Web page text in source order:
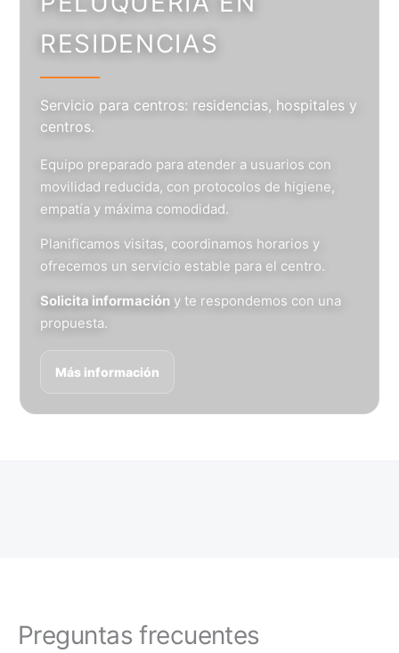
RESIDENCIAS
Servicio para centros: residencias, hospitales y
centros.
Equipo preparado para atender a usuarios con
movilidad reducida, con protocolos de higiene,
empatía y máxima comodidad.
Planificamos visitas, coordinamos horarios y
ofrecemos un servicio estable para el centro.
Solicita información y te respondemos con una
propuesta.
Más información
Preguntas frecuentes